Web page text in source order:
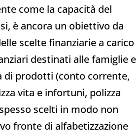
come la capacità del
è ancora un obiettivo da
scelte finanziarie a carico
destinati alle famiglie e
di prodotti (conto corrente,
vita e infortuni, polizza
scelti in modo non
fronte di alfabetizzazione